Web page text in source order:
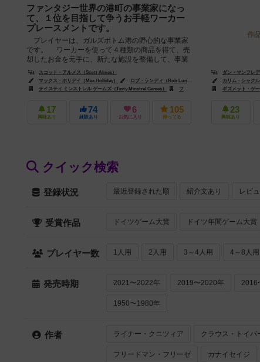
ファンタジー世界の港町の事業家になっ
て、１位を目指して争うお手軽ワーカー
プレースメントです。
プレイヤーは、ガルズボトム港の野心的な事業家
です。 ワーカーを使って４種類の商品を得て、売
却したお金を元手に、新たな施設を整備して、事業
を拡大していきます。 ファン...
スコット・アルメス（Scott Almes）
マックス・ホリデイ（Max Holliday）
ロブ・ランディ（Rob Lundy）
テイスティ ミンストレル ゲームズ（Tasty Minstrel Games）
フロステッド・ゲームズ（Frosted Games）
17
興味あり
74
経験あり
6
お気に入り
105
持ってる
作
ダン・マンフレ
カリム・シャク
ギズメット・ゲ
23
興味あり
クイック検索
登録状況 最近登録された順 紹介文あり レビ
受賞作品 ドイツゲーム大賞 ドイツ年間ゲーム大賞
プレイヤー数 1人用 2人用 3～4人用 4～8人用
発売時期 2021〜2022年 2019〜2020年 2016
1950〜1980年
作者 ライナー・クニツィア クラウス・トイバ
フリードマン・フリーゼ カナイセイジ